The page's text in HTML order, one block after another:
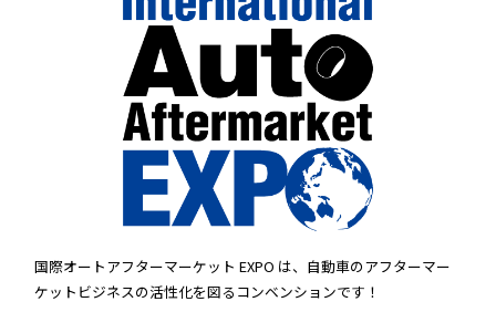
国際オートアフターマーケット EXPO は、自動車のアフターマー
ケットビジネスの活性化を図るコンベンションです！